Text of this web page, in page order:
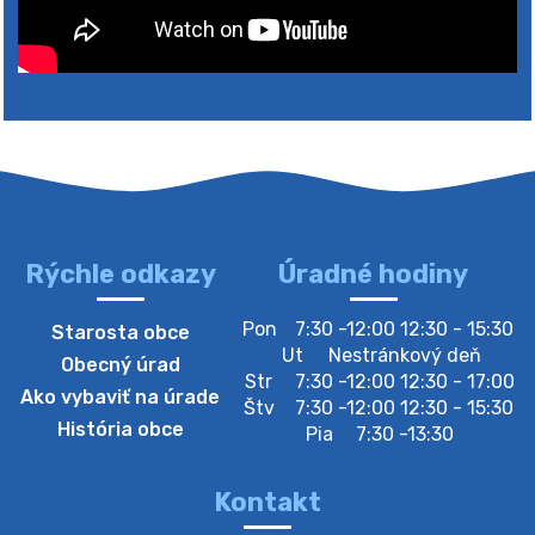
4. augusta 2026 10:05
Zberný dvor-Gyűjtőudvar
Oznamujeme obyvateľom, že v stredu 05. augusta
bude zberný dvor zatvorený. Értesítjük a lakosokat,
hogy szerdán augusztus 05-én a gyűjtőudvar zárva
lesz https://ciernybrod.sk?p=214…
Rýchle odkazy
Starosta obce
Obecný úrad
Ako vybaviť na úrade
História obce
Úradné hodiny
Pon
7:30 -12:00 12:30 - 15:30
Ut
Nestránkový deň
Str
7:30 -12:00 12:30 - 17:00
Štv
7:30 -12:00 12:30 - 15:30
Pia
7:30 -13:30
Kontakt